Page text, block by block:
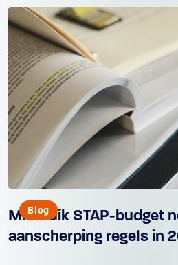
Blog
Misbruik STAP-budget
aanscherping regels in